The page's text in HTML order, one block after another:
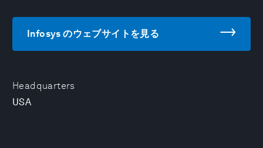
Headquarters
USA
Infosys のウェブサイトを見る